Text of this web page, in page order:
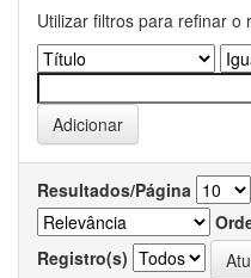
Utilizar filtros para refinar o
Resultados/Página
Registro(s)